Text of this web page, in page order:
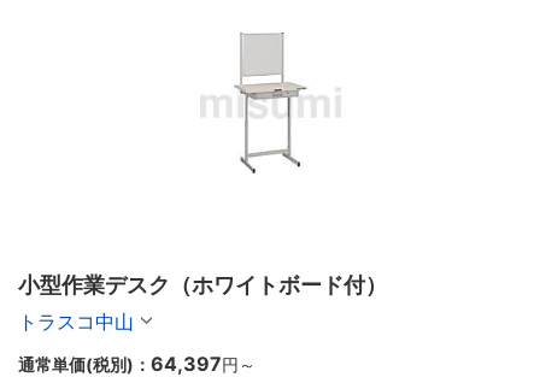
小型作業デスク（ホワイトボード付）
トラスコ中山
通常単価(税別)： 64,397円 ～